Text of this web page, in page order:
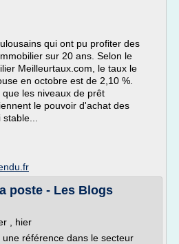
qui ont pu profiter des
sur 20 ans. Selon le
Meilleurtaux.com, le taux le
en octobre est de 2,10 %.
les niveaux de prêt
le pouvoir d'achat des
poste - Les Blogs
, hier
référence dans le secteur